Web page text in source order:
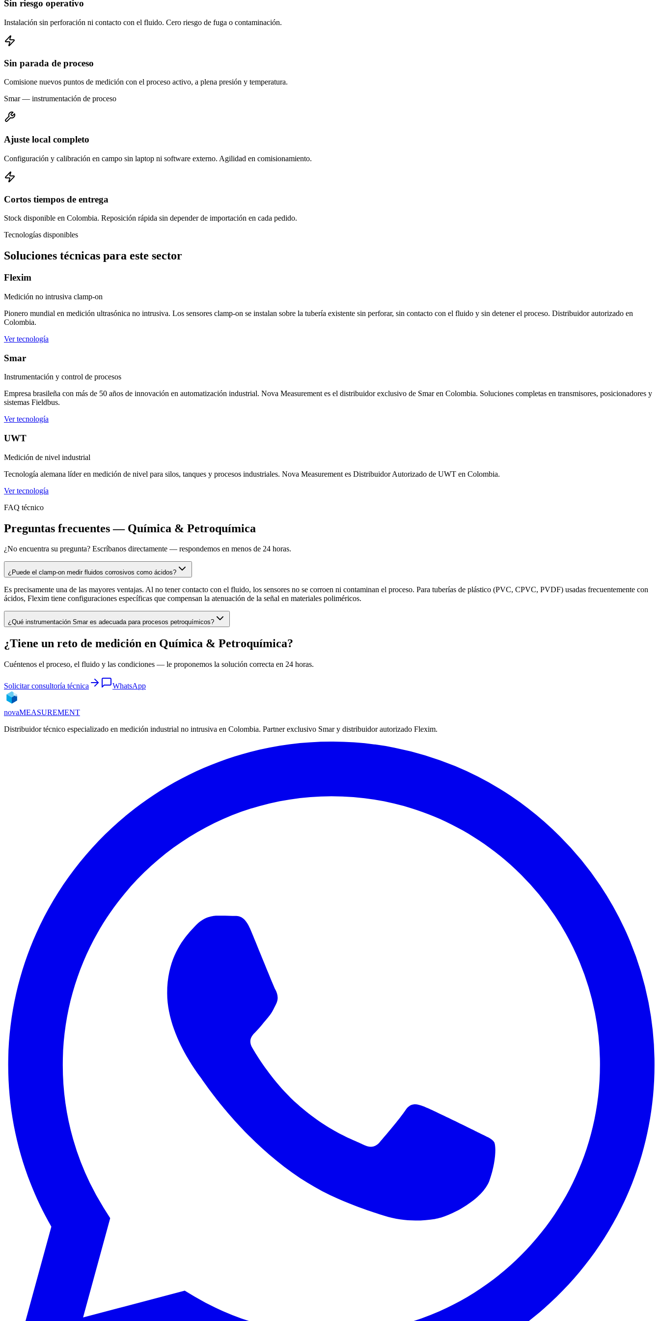
Sin riesgo operativo
Instalación sin perforación ni contacto con el fluido. Cero riesgo de fuga o contaminación.
Sin parada de proceso
Comisione nuevos puntos de medición con el proceso activo, a plena presión y temperatura.
Smar — instrumentación de proceso
Ajuste local completo
Configuración y calibración en campo sin laptop ni software externo. Agilidad en comisionamiento.
Cortos tiempos de entrega
Stock disponible en Colombia. Reposición rápida sin depender de importación en cada pedido.
Tecnologías disponibles
Soluciones técnicas para este sector
Flexim
Medición no intrusiva clamp-on
Pionero mundial en medición ultrasónica no intrusiva. Los sensores clamp-on se instalan sobre la tubería existente sin perforar, sin contacto con el fluido y sin detener el proceso. Distribuidor autorizado en
Colombia.
Ver tecnología
Smar
Instrumentación y control de procesos
Empresa brasileña con más de 50 años de innovación en automatización industrial. Nova Measurement es el distribuidor exclusivo de Smar en Colombia. Soluciones completas en transmisores, posicionadores y
sistemas Fieldbus.
Ver tecnología
UWT
Medición de nivel industrial
Tecnología alemana líder en medición de nivel para silos, tanques y procesos industriales. Nova Measurement es Distribuidor Autorizado de UWT en Colombia.
Ver tecnología
FAQ técnico
Preguntas frecuentes — Química & Petroquímica
¿No encuentra su pregunta? Escríbanos directamente — respondemos en menos de 24 horas.
¿Puede el clamp-on medir fluidos corrosivos como ácidos?
Es precisamente una de las mayores ventajas. Al no tener contacto con el fluido, los sensores no se corroen ni contaminan el proceso. Para tuberías de plástico (PVC, CPVC, PVDF) usadas frecuentemente con
ácidos, Flexim tiene configuraciones específicas que compensan la atenuación de la señal en materiales poliméricos.
¿Qué instrumentación Smar es adecuada para procesos petroquímicos?
¿Tiene un reto de medición en Química & Petroquímica?
Cuéntenos el proceso, el fluido y las condiciones — le proponemos la solución correcta en 24 horas.
Solicitar consultoría técnica WhatsApp
novaMEASUREMENT
Distribuidor técnico especializado en medición industrial no intrusiva en Colombia. Partner exclusivo Smar y distribuidor autorizado Flexim.